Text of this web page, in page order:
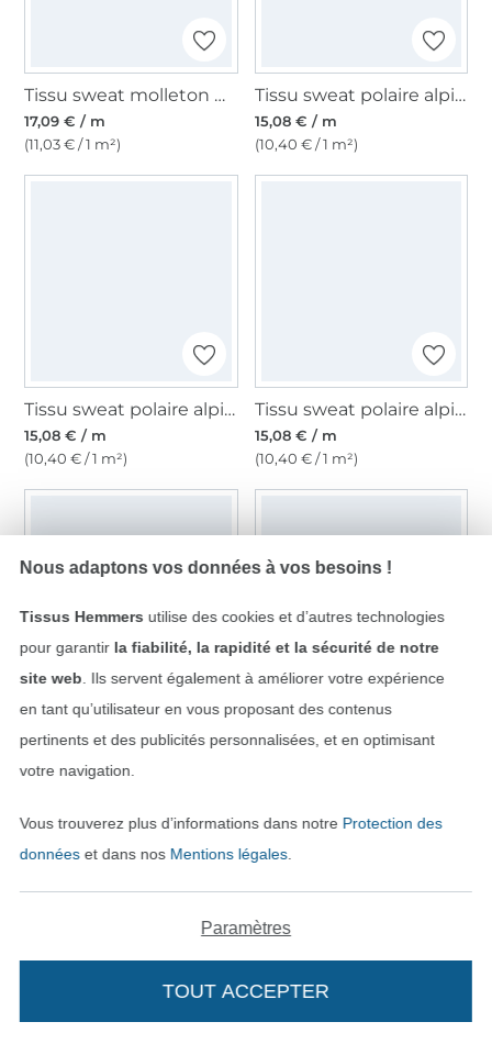
Tissu sweat molleton Cyber Lights, noir
17,09 € / m
(11,03 € / 1 m²)
Tissu sweat polaire alpine, gris clair chiné
15,08 € / m
(10,40 € / 1 m²)
Tissu sweat polaire alpine, bleu ciel
15,08 € / m
(10,40 € / 1 m²)
Tissu sweat polaire alpine, rouge foncé
15,08 € / m
(10,40 € / 1 m²)
Tissu sweat polaire alpine, baie
15,08 € / m
(10,40 € / 1 m²)
15,08 € / m
Nous adaptons vos données à vos besoins !
Tissus Hemmers utilise des cookies et d’autres technologies
pour garantir la fiabilité, la rapidité et la sécurité de notre
site web . Ils servent également à améliorer votre expérience
en tant qu’utilisateur en vous proposant des contenus
pertinents et des publicités personnalisées, et en optimisant
votre navigation.
Vous trouverez plus d’informations dans notre Protection des
donnéeset dans nos Mentions légales.
Paramètres
TOUT ACCEPTER